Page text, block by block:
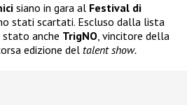
siano in gara al Festival di
stati scartati. Escluso dalla lista
stato anche TrigNO, vincitore della
edizione del talent show.